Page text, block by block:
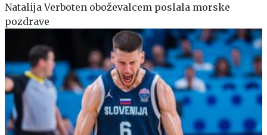
Natalija Verboten oboževalcem poslala morske
pozdrave